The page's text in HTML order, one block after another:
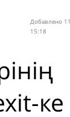
Добавлено
15:18
ке